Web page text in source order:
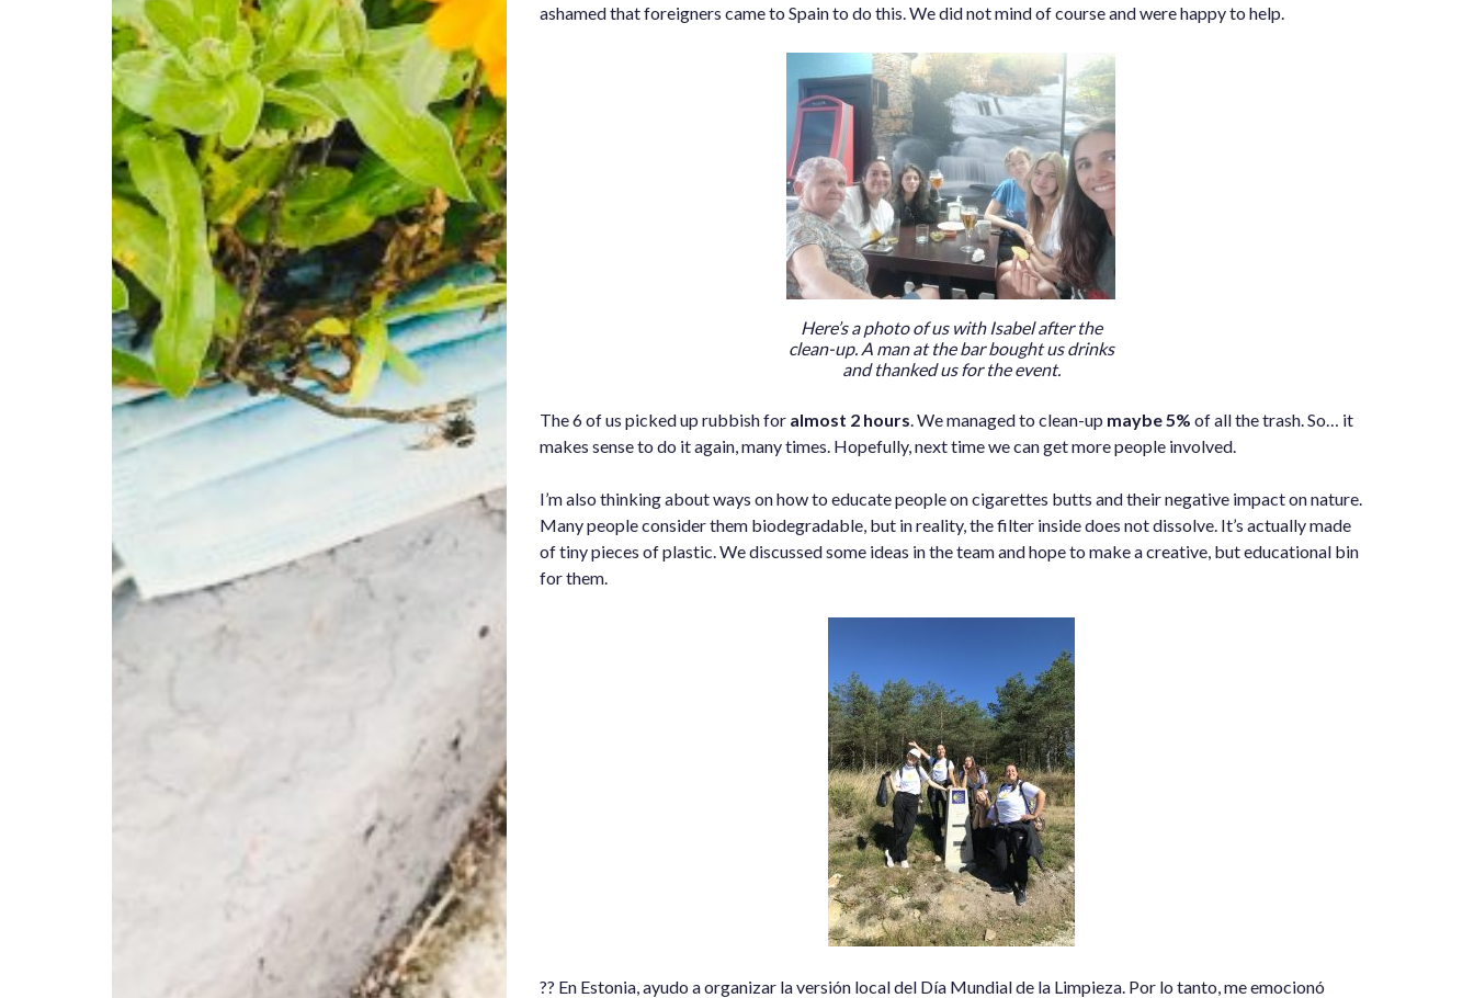
ashamed that foreigners came to Spain to do this. We did not mind of course and were happy to help.
Here’s a photo of us with Isabel after the
clean-up. A man at the bar bought us drinks
and thanked us for the event.
The 6 of us picked up rubbish for almost 2 hours. We managed to clean-up maybe 5% of all the trash. So… it
makes sense to do it again, many times. Hopefully, next time we can get more people involved.
I’m also thinking about ways on how to educate people on cigarettes butts and their negative impact on nature.
Many people consider them biodegradable, but in reality, the filter inside does not dissolve. It’s actually made
of tiny pieces of plastic. We discussed some ideas in the team and hope to make a creative, but educational bin
for them.
?? En Estonia, ayudo a organizar la versión local del Día Mundial de la Limpieza. Por lo tanto, me emocionó